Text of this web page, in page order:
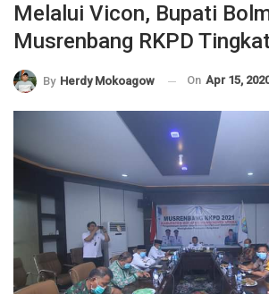
Melalui Vicon, Bupati
Musrenbang RKPD
By Herdy Mokoagow On Apr 15,